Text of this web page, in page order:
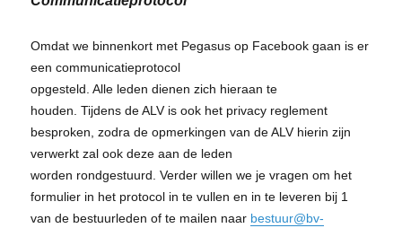
Omdat we binnenkort met Pegasus op Facebook gaan is er
een communicatieprotocol
opgesteld. Alle leden dienen zich hieraan te
houden. Tijdens de ALV is ook het privacy reglement
besproken, zodra de opmerkingen van de ALV hierin zijn
verwerkt zal ook deze aan de leden
worden rondgestuurd. Verder willen we je vragen om het
formulier in het protocol in te vullen en in te leveren bij 1
van de bestuurleden of te mailen naar bestuur@bv-